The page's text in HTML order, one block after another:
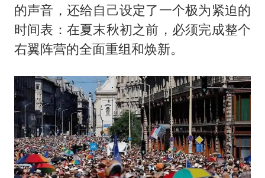
的声音，还给自己设定了一个极为紧迫的
时间表：在夏末秋初之前，必须完成整个
右翼阵营的全面重组和焕新。